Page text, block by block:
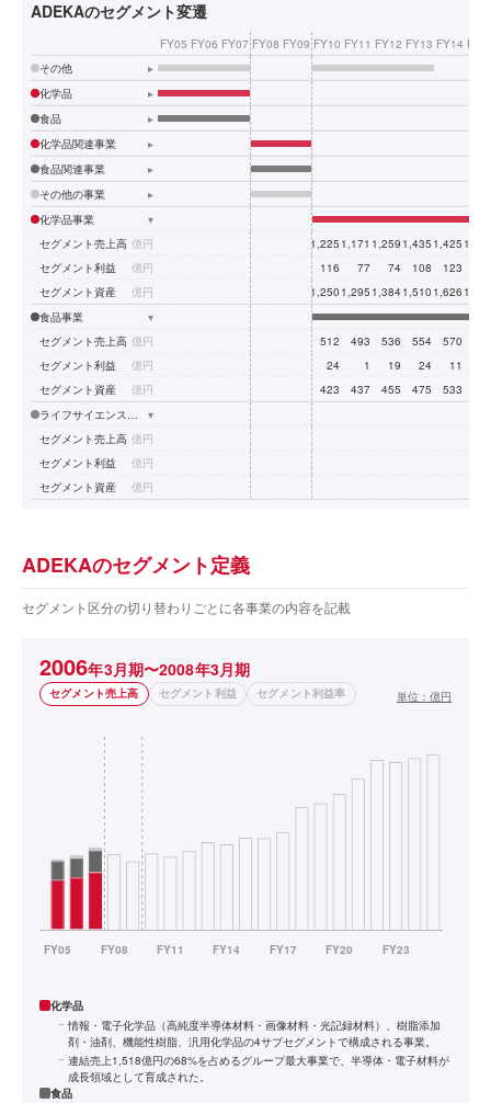
ADEKAのセグメント変遷
FY05 FY06 FY07 FY08 FY09 FY10 FY11 FY12 FY13 FY14
その他
▸
化学品
▸
食品
▸
化学品関連事業
▸
食品関連事業
▸
その他の事業
▸
化学品事業
▾
セグメント売上高 億円 1,225 1,171 1,259 1,435 1,425
セグメント利益
億円 116 77 74 108 123
セグメント資産
億円 1,250 1,295 1,3841,510 1,626
食品事業
▾
セグメント売上高 億円 512 493 536 554 570
セグメント利益
億円 24 1 19 24 11
セグメント資産
億円 423 437 455 475 533
▾
セグメント売上高 億円
セグメント利益
億円
セグメント資産
億円
ADEKAのセグメント定義
セグメント区分の切り替わりごとに各事業の内容を記載
2006年3月期〜2008年3月期
セグメント売上高 セグメント利益 セグメント利益率 単位： 億円
化学品
情報・電子化学品（高純度半導体材料・画像材料・光記録材料）、樹脂添加
剤・油剤、機能性樹脂、汎用化学品の4サブセグメントで構成される事業。
連結売上1,518億円の68%を占めるグループ最大事業で、半導体・電子材料が
成長領域として育成された。
食品